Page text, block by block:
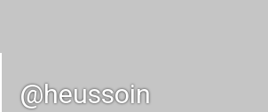
@heussoin